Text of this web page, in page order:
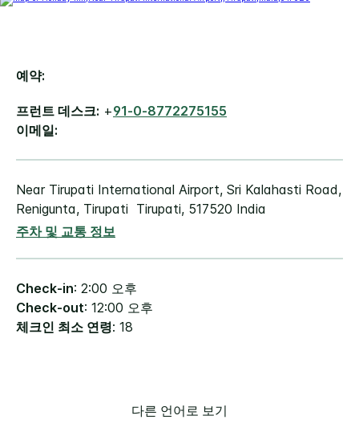
예약:
프런트 데스크: +91-0-8772275155
이메일:
Near Tirupati International Airport, Sri Kalahasti Road,
Renigunta, Tirupati Tirupati, 517520 India
주차 및 교통 정보
Check-in: 2:00 오후
Check-out: 12:00 오후
체크인 최소 연령: 18
다른 언어로 보기